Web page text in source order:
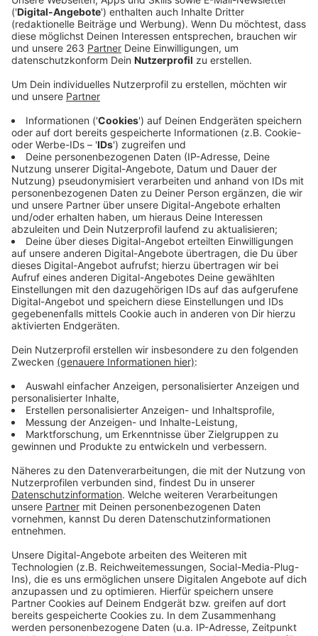
hingewiesen.
Veröffentlicht:Freitag, 03.04.2020 17:56
Anzeige
Landrat Andreas Müller fordert eine bessere
Schutzausrüstung für unsere heimischen Ärzte.
einem Schreiben an den nordrhein-westfälischen
Gesundheitsminister Karl-Josef Laumann weisen die
fünf südwestfälischen Landräte im Rahmen der
Corona-Pandemie auf die kritische Versorgungslage
mit Schutzmaterialien für die niedergelassenen Ärzte
und Zahnärzte hin. Für die Krankenhäuser, die
stationären und ambulanten Pflegeeinrichtungen
sowie die Einrichtungen der Eingliederungshilfe habe
das NRW-Gesundheitsministerium mit Erlass vom 24.
März die Ausstattung mit persönlicher
Schutzausrüstung übernommen. Gleichzeitig sei
festgelegt worden, dass niedergelassene Ärzte nicht
aus diesen Lieferungen zu versorgen seien und eine
gesonderte Verteilung über das Bundesministerium für
Gesundheit und die Kassenärztlichen Vereinigungen
vorgesehen ist. „Doch offensichtlich sind weder die
Kassenärztliche noch die Kassenzahnärztliche
Vereinigung in dieser Hinsicht handlungsfähig“, stellt
Andreas Müller fest: „Stattdessen gehen tagtäglich
Anrufe und Mails der niedergelassenen Ärzte und
Zahnärzte in den Krankenhäusern und bei uns in der
Kreisverwaltung ein, die eine Unterstützung bei der
Anzeige